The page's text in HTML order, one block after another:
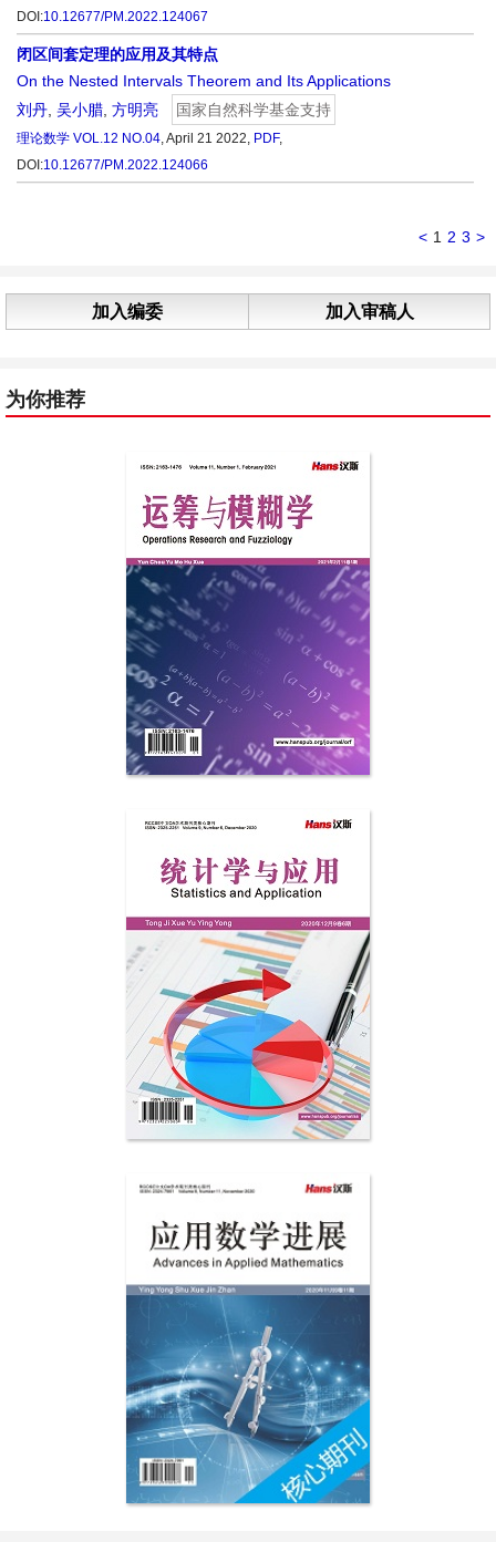
DOI:10.12677/PM.2022.124067
闭区间套定理的应用及其特点
On the Nested Intervals Theorem and Its Applications
刘丹 吴小腊 方明亮 国家自然科学基金支持
理论数学 VOL.12 NO.04, April 21 2022, PDF,
DOI:10.12677/PM.2022.124066
< 1 2 3 >
加入编委 加入审稿人
为你推荐